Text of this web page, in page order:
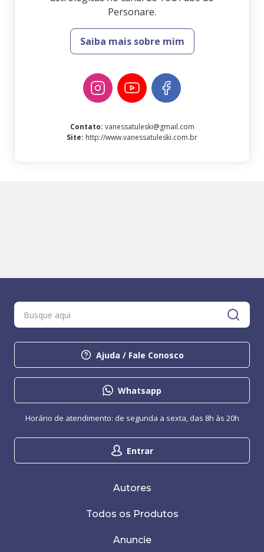
Personare.
Saiba mais sobre mim
Contato: vanessatuleski@gmail.com
Site: http://www.vanessatuleski.com.br
Ajuda / Fale Conosco
Whatsapp
Entrar
Horário de atendimento: de segunda a sexta, das 8h às 20h
Autores
Todos os Produtos
Anuncie